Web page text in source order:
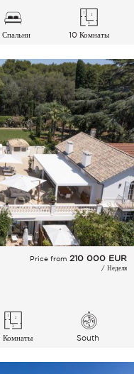
Спальни 10 Комнаты
Price from 210 000 EUR
/ Неделя
Комнаты South